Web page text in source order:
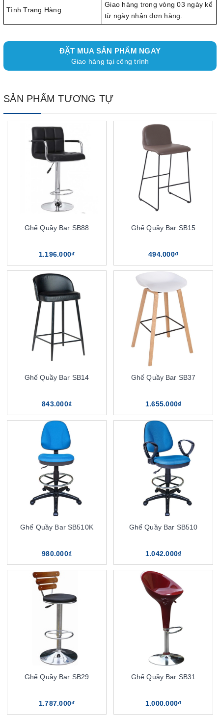
Tình Trạng Hàng
Giao hàng trong vòng 03 ngày kể
từ ngày nhận đơn hàng.
ĐẶT MUA SẢN PHẨM NGAY
Giao hàng tại công trình
SẢN PHẨM TƯƠNG TỰ
Ghế Quầy Bar SB88
1.196.000₫
Ghế Quầy Bar SB15
494.000₫
Ghế Quầy Bar SB14
843.000₫
Ghế Quầy Bar SB37
1.655.000₫
Ghế Quầy Bar SB510K
980.000₫
Ghế Quầy Bar SB510
1.042.000₫
Ghế Quầy Bar SB29
1.787.000₫
Ghế Quầy Bar SB31
1.000.000₫